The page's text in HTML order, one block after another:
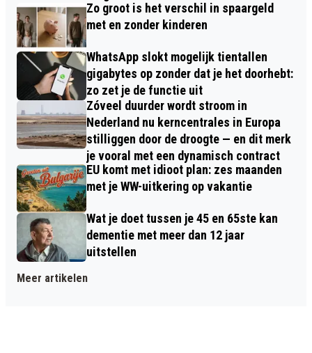
Zo groot is het verschil in spaargeld
met en zonder kinderen
WhatsApp slokt mogelijk tientallen
gigabytes op zonder dat je het doorhebt:
zo zet je de functie uit
Zóveel duurder wordt stroom in
Nederland nu kerncentrales in Europa
stilliggen door de droogte — en dit merk
je vooral met een dynamisch contract
EU komt met idioot plan: zes maanden
met je WW-uitkering op vakantie
Wat je doet tussen je 45 en 65ste kan
dementie met meer dan 12 jaar
uitstellen
Meer artikelen